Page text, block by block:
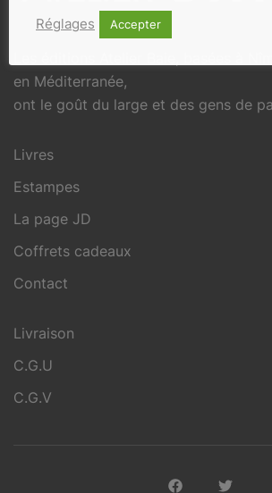
en Méditerranée,
ont le goût du large et des gens de
Livres
Estampes
La page JD
Coffrets cadeaux
Contact
Livraison
C.G.U
C.G.V
Réglages Accepter